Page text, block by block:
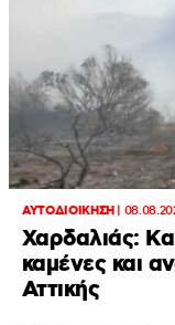
ΑΥΤΟΔΙΟΙΚΗΣΗ|
Χαρδαλιάς:
καμένες και
Αττικής